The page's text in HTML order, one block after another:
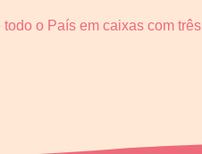
o País em caixas com três